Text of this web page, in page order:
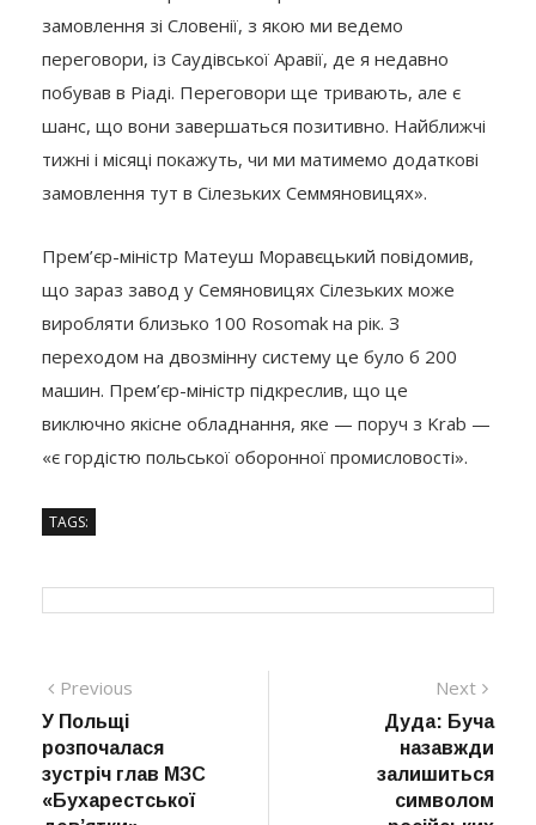
замовлення зі Словенії, з якою ми ведемо
переговори, із Саудівської Аравії, де я недавно
побував в Ріаді. Переговори ще тривають, але є
шанс, що вони завершаться позитивно. Найближчі
тижні і місяці покажуть, чи ми матимемо додаткові
замовлення тут в Сілезьких Семмяновицях».
Прем’єр-міністр Матеуш Моравєцький повідомив,
що зараз завод у Семяновицях Сілезьких може
виробляти близько 100 Rosomak на рік. З
переходом на двозмінну систему це було б 200
машин. Прем’єр-міністр підкреслив, що це
виключно якісне обладнання, яке — поруч з Krab —
«є гордістю польської оборонної промисловості».
TAGS:
Навігація
записів
Previous
У Польщі
розпочалася
зустріч глав МЗС
«Бухарестської
Next
post:
Дуда: Буча
назавжди
залишиться
символом